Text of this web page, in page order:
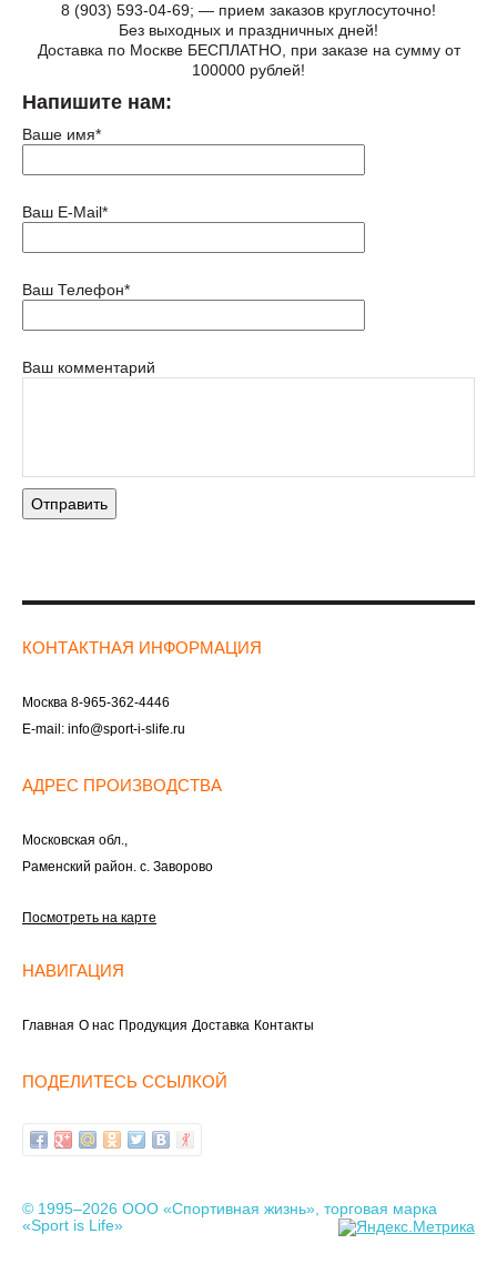
8 (903) 593-04-69; — прием заказов круглосуточно!
Без выходных и праздничных дней!
Доставка по Москве БЕСПЛАТНО, при заказе на сумму от
100000 рублей!
Напишите нам:
Ваше имя*
Ваш E-Mail*
Ваш Телефон*
Ваш комментарий
КОНТАКТНАЯ ИНФОРМАЦИЯ
Москва 8-965-362-4446
E-mail: info@sport-i-slife.ru
АДРЕС ПРОИЗВОДСТВА
Московская обл.,
Раменский район. с. Заворово
Посмотреть на карте
НАВИГАЦИЯ
Главная О нас Продукция Доставка Контакты
ПОДЕЛИТЕСЬ ССЫЛКОЙ
© 1995–2026 ООО «Спортивная жизнь», торговая марка
«Sport is Life»